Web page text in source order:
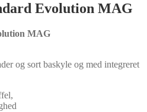
Evolution MAG
MAG
og sort baskyle og med integreret